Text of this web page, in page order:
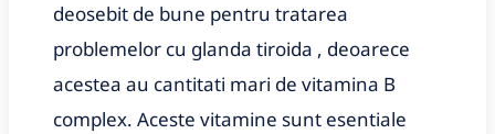
deosebit de bune pentru tratarea
problemelor cu glanda tiroida , deoarece
acestea au cantitati mari de vitamina B
complex. Aceste vitamine sunt esentiale